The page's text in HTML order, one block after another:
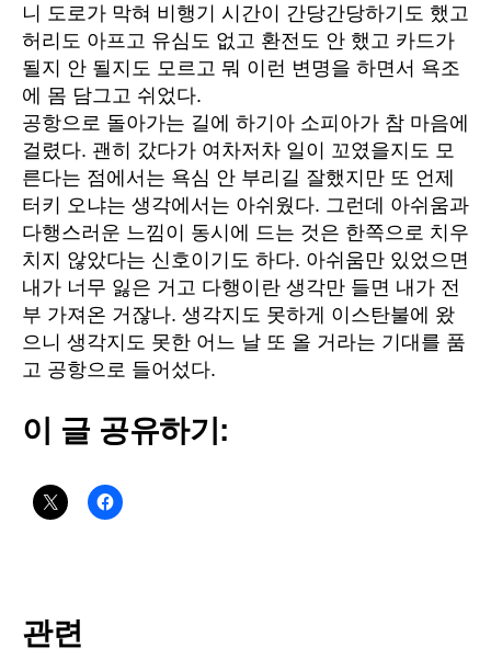
니 도로가 막혀 비행기 시간이 간당간당하기도 했고
허리도 아프고 유심도 없고 환전도 안 했고 카드가
될지 안 될지도 모르고 뭐 이런 변명을 하면서 욕조
에 몸 담그고 쉬었다.
공항으로 돌아가는 길에 하기아 소피아가 참 마음에
걸렸다. 괜히 갔다가 여차저차 일이 꼬였을지도 모
른다는 점에서는 욕심 안 부리길 잘했지만 또 언제
터키 오냐는 생각에서는 아쉬웠다. 그런데 아쉬움과
다행스러운 느낌이 동시에 드는 것은 한쪽으로 치우
치지 않았다는 신호이기도 하다. 아쉬움만 있었으면
내가 너무 잃은 거고 다행이란 생각만 들면 내가 전
부 가져온 거잖나. 생각지도 못하게 이스탄불에 왔
으니 생각지도 못한 어느 날 또 올 거라는 기대를 품
고 공항으로 들어섰다.
이 글 공유하기:
관련